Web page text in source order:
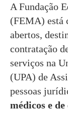
A Fundação
(FEMA) está
abertos,
contratação
serviços na
(UPA) de
pessoas
médicos e